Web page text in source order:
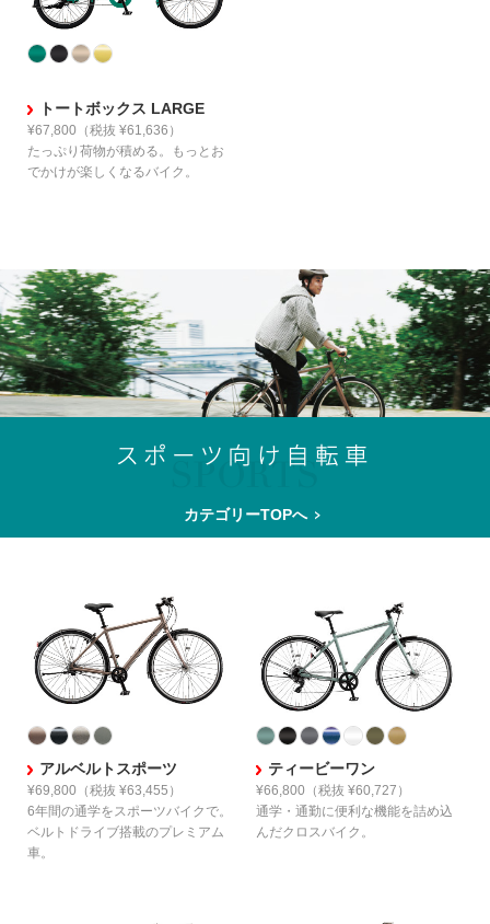
トートボックス LARGE
¥67,800 （税抜 ¥61,636）
たっぷり荷物が積める。
もっとお
でかけが楽しくなるバイク。
カテゴリーTOPへ
アルベルトスポーツ
¥69,800 （税抜 ¥63,455）
6年間の通学をスポーツバイクで。
ベルトドライブ搭載のプレミアム
車。
ティービーワン
¥66,800 （税抜 ¥60,727）
通学・通勤に便利な機能を詰め込
んだクロスバイク。